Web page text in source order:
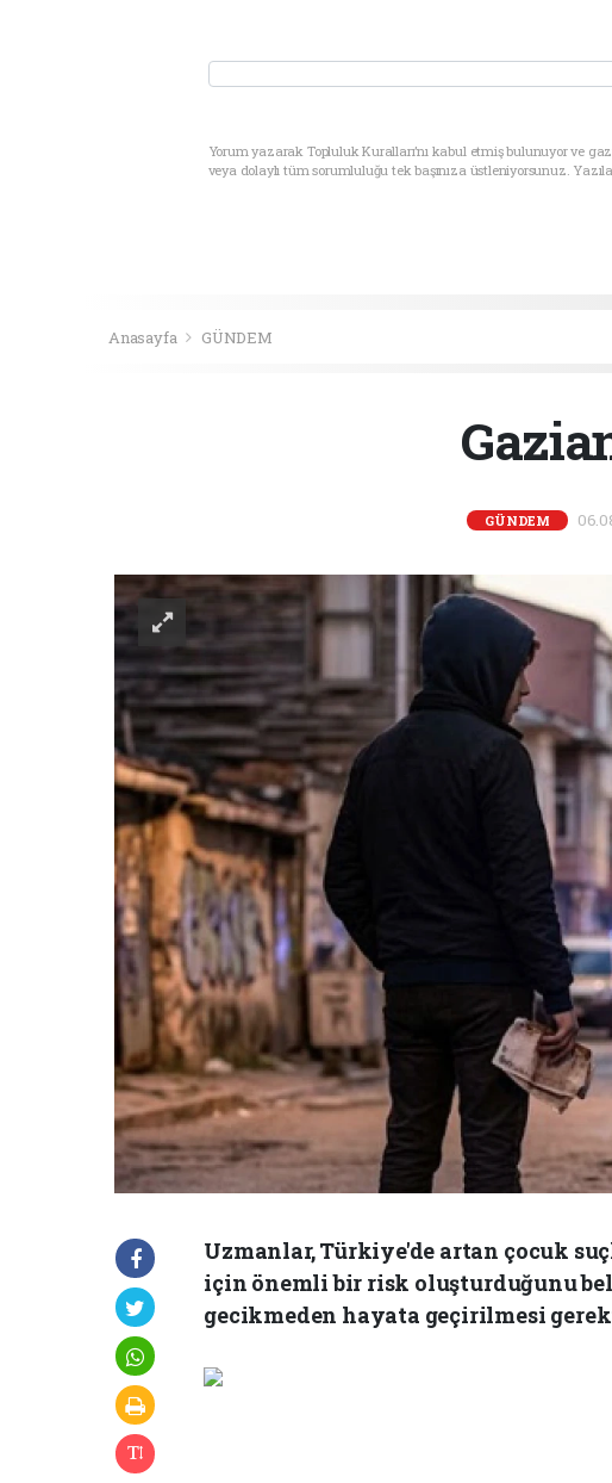
Yorum yazarak Topluluk Kuralları’nı kabul etmiş bulunuyor ve
veya dolaylı tüm sorumluluğu tek başınıza üstleniyorsunuz.
Anasayfa GÜNDEM
GÜNDEM
Uzmanlar, Türkiye'de artan çocuk
için önemli bir risk oluşturduğunu
gecikmeden hayata geçirilmesi